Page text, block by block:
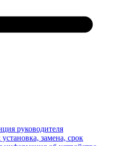
руководителя
замена, срок